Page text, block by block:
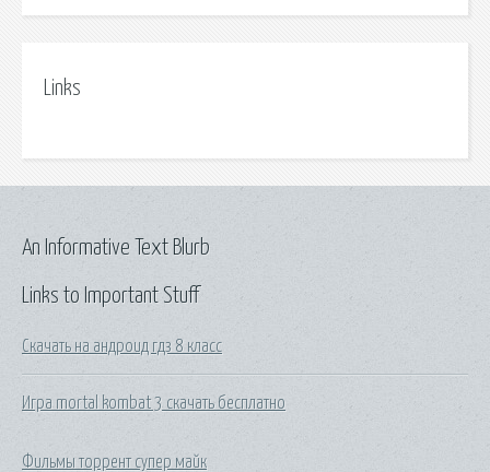
Links
Links to Important Stuff
Скачать на андроид гдз 8 класс
Игра mortal kombat 3 скачать бесплатно
Фильмы торрент супер майк
An Informative Text Blurb